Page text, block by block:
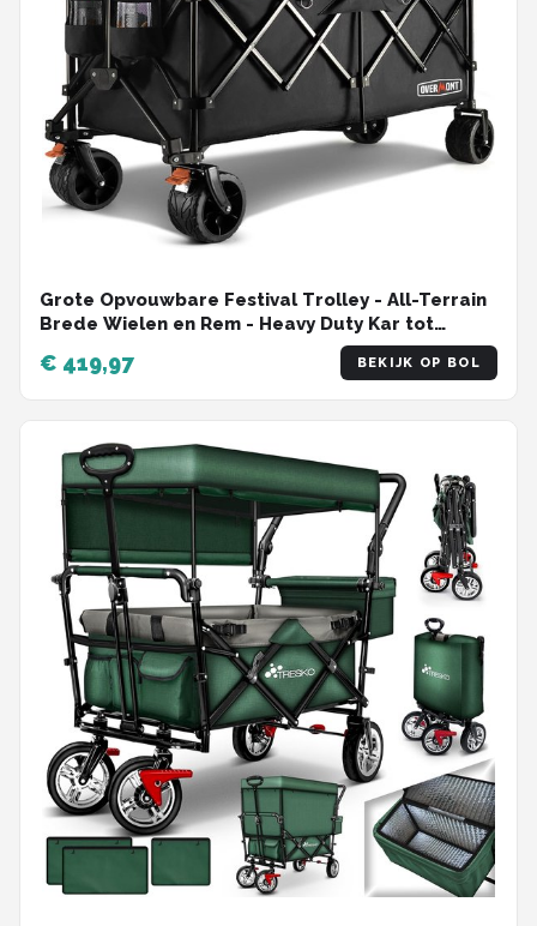
Grote Opvouwbare Festival Trolley - All-Terrain
Brede Wielen en Rem - Heavy Duty Kar tot
200KG - Met Verstelbare Handvat & Cover Tas -
Ideaal voor Strand, Camping en Tuin
€ 419,97 BEKIJK OP BOL